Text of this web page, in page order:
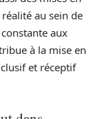
au sein de
aux
à la mise en
et réceptif